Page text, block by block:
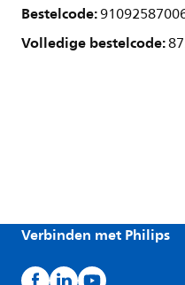
Bestelcode:
Volledige bestelcode:
Verbinden met Philips